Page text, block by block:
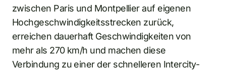
zwischen Paris und Montpellier auf eigenen
Hochgeschwindigkeitsstrecken zurück,
erreichen dauerhaft Geschwindigkeiten von
mehr als 270 km/h und machen diese
Verbindung zu einer der schnelleren Intercity-